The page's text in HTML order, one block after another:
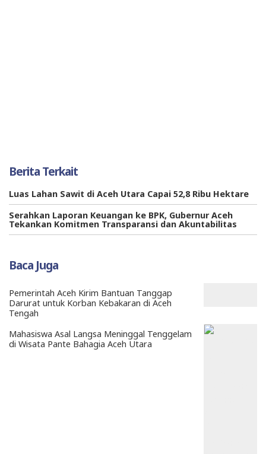
Berita Terkait
Luas Lahan Sawit di Aceh Utara Capai 52,8 Ribu Hektare
Serahkan Laporan Keuangan ke BPK, Gubernur Aceh
Tekankan Komitmen Transparansi dan Akuntabilitas
Baca Juga
Pemerintah Aceh Kirim Bantuan Tanggap
Darurat untuk Korban Kebakaran di Aceh
Tengah
Mahasiswa Asal Langsa Meninggal Tenggelam
di Wisata Pante Bahagia Aceh Utara